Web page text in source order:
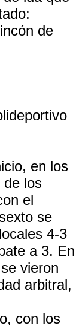
de
en los
de los
el
se
4-3
a 3. En
vieron
arbitral,
con los